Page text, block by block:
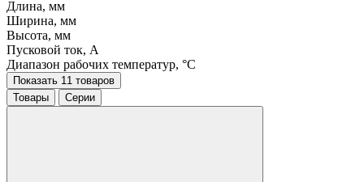
Длина, мм
Ширина, мм
Высота, мм
Пусковой ток, A
Диапазон рабочих температур, °C
Показать 11 товаров
Товары
Серии